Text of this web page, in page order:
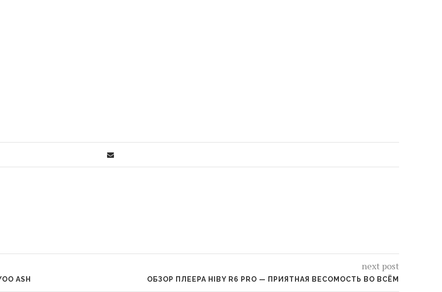
ASH
next post
ОБЗОР ПЛЕЕРА HIBY R6 PRO — ПРИЯТНАЯ ВЕСОМОСТЬ ВО ВСЁМ